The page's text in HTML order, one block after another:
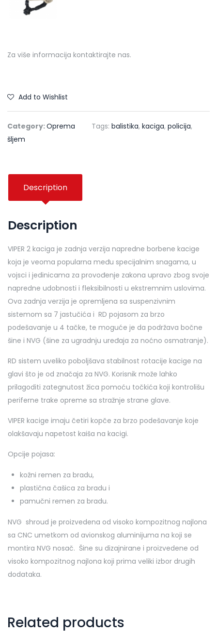
Za više informacija kontaktirajte nas.
Add to Wishlist
Category:Oprema Tags: balistika, kaciga, policija,
šljem
Description
Description
VIPER 2 kaciga je zadnja verzija napredne borbene kacige
koja je veoma popularna među specijalnim snagama, u
vojsci i jedinicama za provođenje zakona upravo zbog svoje
napredne udobnosti i fleksibilnosti u ekstremnim uslovima.
Ova zadnja verzija je opremljena sa suspenzivnim
sistemom sa 7 jastučića i RD pojasom za brzo
podešavanje u 4 tačke, te moguće je da podržava bočne
šine i NVG (šine za ugradnju uređaja za noćno osmatranje).
RD sistem uveliko poboljšava stabilnost rotacije kacige na
glavi što je od značaja za NVG. Korisnik može lahko
prilagoditi zategnutost žica pomoću točkića koji kontrolišu
periferne trake opreme sa stražnje strane glave.
VIPER kacige imaju četiri kopče za brzo podešavanje koje
olakšavaju napetost kaiša na kacigi.
Opcije pojasa:
kožni remen za bradu,
plastična čašica za bradu i
pamučni remen za bradu.
NVG shroud je proizvedena od visoko kompozitnog najlona
sa CNC umetkom od avionskog aluminijuma na koji se
montira NVG nosač. Šine su dizajnirane i proizvedene od
visoko kompozitnog najlona koji prima veliki izbor drugih
dodataka.
Related products